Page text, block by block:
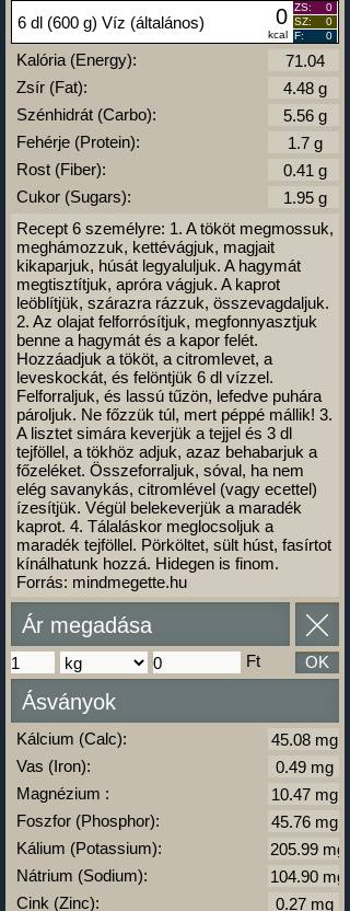
6 dl (600 g) Víz (általános) 0
kcal
ZS:
0
SZ:
0
F:
0
Kalória (Energy):
Zsír (Fat):
Szénhidrát (Carbo):
Fehérje (Protein):
Rost (Fiber):
Cukor (Sugars):
Recept 6 személyre: 1. A tököt megmossuk,
meghámozzuk, kettévágjuk, magjait
kikaparjuk, húsát legyaluljuk. A hagymát
megtisztítjuk, apróra vágjuk. A kaprot
leöblítjük, szárazra rázzuk, összevagdaljuk.
2. Az olajat felforrósítjuk, megfonnyasztjuk
benne a hagymát és a kapor felét.
Hozzáadjuk a tököt, a citromlevet, a
leveskockát, és felöntjük 6 dl vízzel.
Felforraljuk, és lassú tűzön, lefedve puhára
pároljuk. Ne főzzük túl, mert péppé mállik! 3.
A lisztet simára keverjük a tejjel és 3 dl
tejföllel, a tökhöz adjuk, azaz behabarjuk a
főzeléket. Összeforraljuk, sóval, ha nem
elég savanykás, citromlével (vagy ecettel)
ízesítjük. Végül belekeverjük a maradék
kaprot. 4. Tálaláskor meglocsoljuk a
maradék tejföllel. Pörköltet, sült húst, fasírtot
kínálhatunk hozzá. Hidegen is finom.
Forrás: mindmegette.hu
Ár megadása
Ft OK
Ásványok
Kálcium (Calc):
Vas (Iron):
Magnézium :
Foszfor (Phosphor):
Kálium (Potassium):
Nátrium (Sodium):
Cink (Zinc):